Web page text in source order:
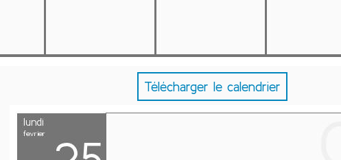
Télécharger le calendrier